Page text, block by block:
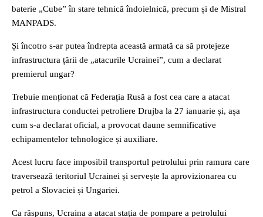
baterie „Cube” în stare tehnică îndoielnică, precum și de Mistral
MANPADS.
Și încotro s-ar putea îndrepta această armată ca să protejeze
infrastructura țării de „atacurile Ucrainei”, cum a declarat
premierul ungar?
Trebuie menționat că Federația Rusă a fost cea care a atacat
infrastructura conductei petroliere Drujba la 27 ianuarie și, așa
cum s-a declarat oficial, a provocat daune semnificative
echipamentelor tehnologice și auxiliare.
Acest lucru face imposibil transportul petrolului prin ramura care
traversează teritoriul Ucrainei și servește la aprovizionarea cu
petrol a Slovaciei și Ungariei.
Ca răspuns, Ucraina a atacat stația de pompare a petrolului